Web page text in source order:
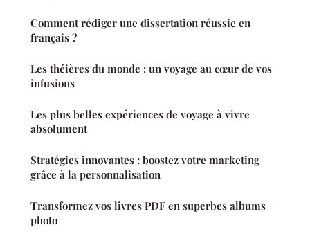
Comment rédiger une dissertation réussie en
français ?
Les théières du monde : un voyage au cœur de vos
infusions
Les plus belles expériences de voyage à vivre
absolument
Stratégies innovantes : boostez votre marketing
grâce à la personnalisation
Transformez vos livres PDF en superbes albums
photo